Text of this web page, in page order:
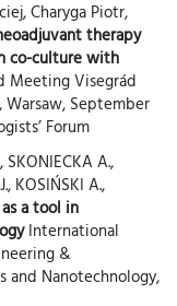
Charyga Piotr,
therapy
co-culture with
Meeting Visegrád
September
Forum
SKONIECKA A.,
KOSIŃSKI A.,
a tool in
International
&
and Nanotechnology,